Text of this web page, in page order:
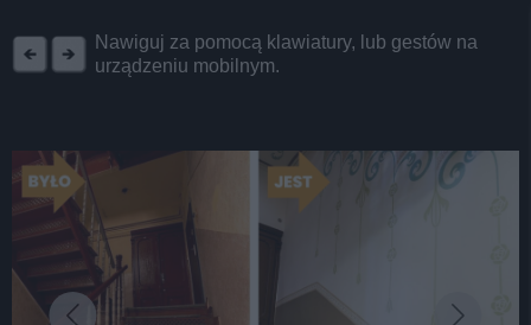
Nawiguj za pomocą klawiatury, lub gestów na
urządzeniu mobilnym.